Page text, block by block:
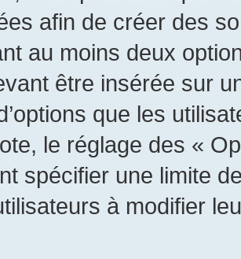
afin de créer des
au moins deux
être insérée sur
que les
le réglage des «
spécifier une limite
à modifier